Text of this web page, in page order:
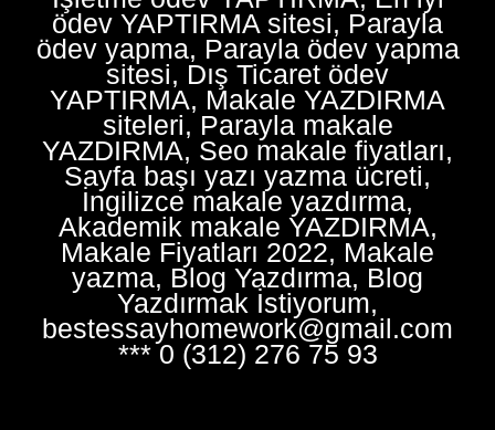
ödev YAPTIRMA sitesi, Parayla
ödev yapma, Parayla ödev yapma
sitesi, Dış Ticaret ödev
YAPTIRMA, Makale YAZDIRMA
siteleri, Parayla makale
YAZDIRMA, Seo makale fiyatları,
Sayfa başı yazı yazma ücreti,
İngilizce makale yazdırma,
Akademik makale YAZDIRMA,
Makale Fiyatları 2022, Makale
yazma, Blog Yazdırma, Blog
Yazdırmak İstiyorum,
bestessayhomework@gmail.com
*** 0 (312) 276 75 93